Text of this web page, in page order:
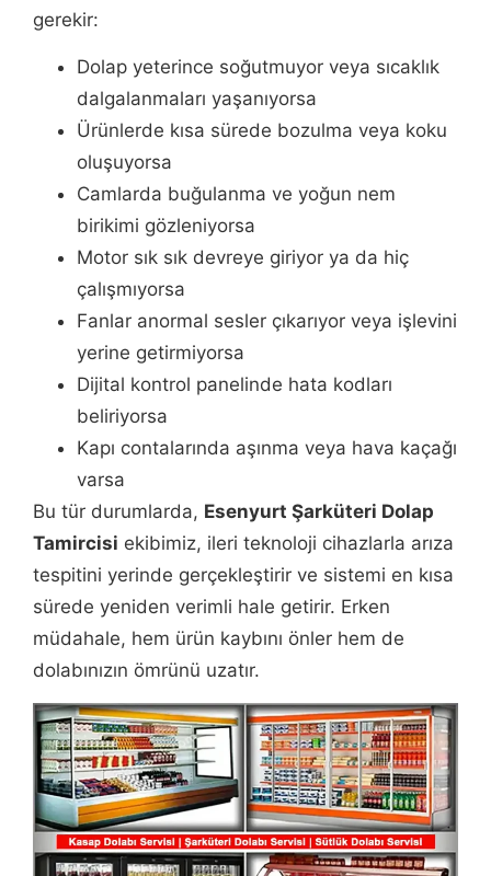
gerekir:
Dolap yeterince soğutmuyor veya sıcaklık
dalgalanmaları yaşanıyorsa
Ürünlerde kısa sürede bozulma veya koku
oluşuyorsa
Camlarda buğulanma ve yoğun nem
birikimi gözleniyorsa
Motor sık sık devreye giriyor ya da hiç
çalışmıyorsa
Fanlar anormal sesler çıkarıyor veya işlevini
yerine getirmiyorsa
Dijital kontrol panelinde hata kodları
beliriyorsa
Kapı contalarında aşınma veya hava kaçağı
varsa
Bu tür durumlarda, Esenyurt Şarküteri Dolap
Tamircisi ekibimiz, ileri teknoloji cihazlarla arıza
tespitini yerinde gerçekleştirir ve sistemi en kısa
sürede yeniden verimli hale getirir. Erken
müdahale, hem ürün kaybını önler hem de
dolabınızın ömrünü uzatır.